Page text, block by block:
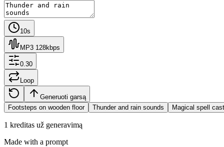
10s
MP3 128kbps
0.30
Loop
Generuoti garsą
Footsteps on wooden floor
Thunder and rain sounds Magical spell
1 kreditas už generavimą
Made with a prompt